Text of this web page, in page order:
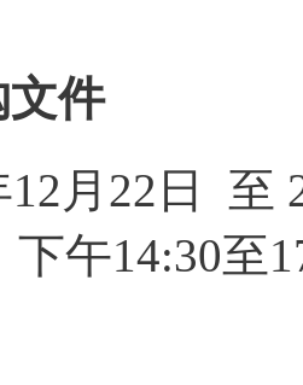
件
月22日 至
下午14:30至